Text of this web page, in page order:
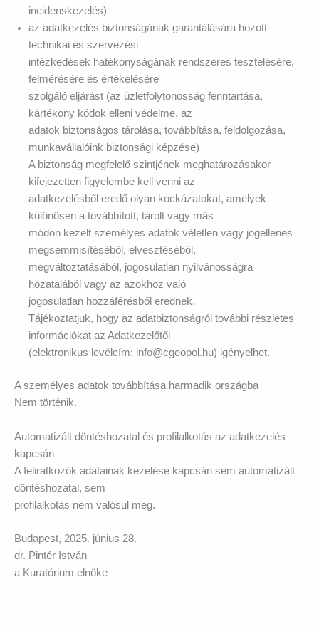
incidenskezelés)
az adatkezelés biztonságának garantálására hozott
technikai és szervezési
intézkedések hatékonyságának rendszeres tesztelésére,
felmérésére és értékelésére
szolgáló eljárást (az üzletfolytonosság fenntartása,
kártékony kódok elleni védelme, az
adatok biztonságos tárolása, továbbítása, feldolgozása,
munkavállalóink biztonsági képzése)
A biztonság megfelelő szintjének meghatározásakor
kifejezetten figyelembe kell venni az
adatkezelésből eredő olyan kockázatokat, amelyek
különösen a továbbított, tárolt vagy más
módon kezelt személyes adatok véletlen vagy jogellenes
megsemmisítéséből, elvesztéséből,
megváltoztatásából, jogosulatlan nyilvánosságra
hozatalából vagy az azokhoz való
jogosulatlan hozzáférésből erednek.
Tájékoztatjuk, hogy az adatbiztonságról további részletes
információkat az Adatkezelőtől
(elektronikus levélcím: info@cgeopol.hu) igényelhet.
A személyes adatok továbbítása harmadik országba
Nem történik.
Automatizált döntéshozatal és profilalkotás az adatkezelés
kapcsán
A feliratkozók adatainak kezelése kapcsán sem automatizált
döntéshozatal, sem
profilalkotás nem valósul meg.
Budapest, 2025. június 28.
dr. Pintér István
a Kuratórium elnöke